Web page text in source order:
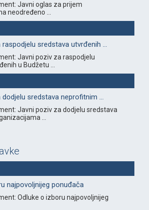
Javni oglas za prijem
neodređeno ...
sredstava utvrđenih ...
Javni poziv za raspodjelu
u Budžetu ...
sredstava neprofitnim ...
Javni poziv za dodjelu sredstava
...
najpovoljnijeg ponuđača
Odluke o izboru najpovoljnijeg